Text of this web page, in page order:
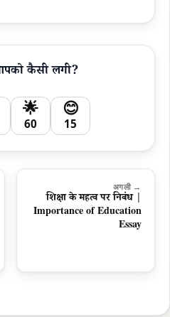
कैसी लगी?
🌟
60
😊
15
अगली →
शिक्षा के महत्व पर निबंध |
Importance of Education
Essay